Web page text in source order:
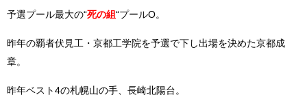
予選プール最大の“死の組 “プールO。
昨年の覇者伏見工・京都工学院を予選で下し出場を決めた京都成
章。
昨年ベスト4の札幌山の手、長崎北陽台。